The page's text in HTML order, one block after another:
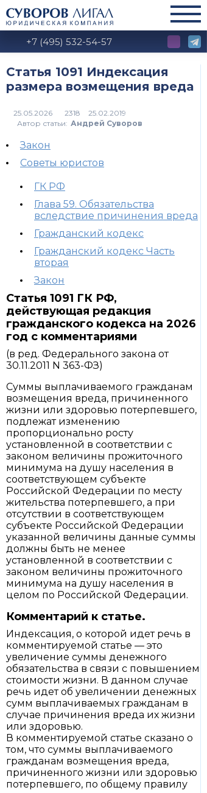
+7 (495) 532-54-57
Статья 1091 Индексация
размера возмещения вреда
2318
Автор статьи: Андрей Суворов
Закон
Советы юристов
ГК РФ
Глава 59. Обязательства
вследствие причинения вреда
Гражданский кодекс
Гражданский кодекс Часть
вторая
Закон
Статья 1091 ГК РФ,
действующая редакция
гражданского кодекса на 2026
год с комментариями
(в ред. Федерального закона от
30.11.2011 N 363-ФЗ)
Суммы выплачиваемого гражданам
возмещения вреда, причиненного
жизни или здоровью потерпевшего,
подлежат изменению
пропорционально росту
установленной в соответствии с
законом величины прожиточного
минимума на душу населения в
соответствующем субъекте
Российской Федерации по месту
жительства потерпевшего, а при
отсутствии в соответствующем
субъекте Российской Федерации
указанной величины данные суммы
должны быть не менее
установленной в соответствии с
законом величины прожиточного
минимума на душу населения в
целом по Российской Федерации.
Комментарий к статье.
Индексация, о которой идет речь в
комментируемой статье — это
увеличение суммы денежного
обязательства в связи с повышением
стоимости жизни. В данном случае
речь идет об увеличении денежных
сумм выплачиваемых гражданам в
случае причинения вреда их жизни
или здоровью.
В комментируемой статье сказано о
том, что суммы выплачиваемого
гражданам возмещения вреда,
причиненного жизни или здоровью
потерпевшего, по общему правилу